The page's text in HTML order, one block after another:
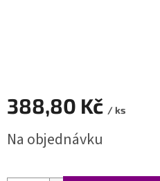
388,80 Kč / ks
cena:
Na objednávku